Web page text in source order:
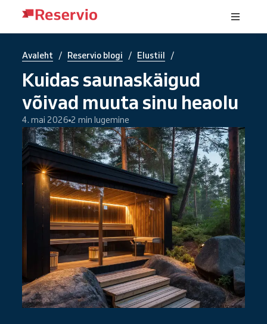
Avaleht / Reservio blogi / Elustiil /
Kuidas saunaskäigud
võivad muuta sinu heaolu
4. mai 2026 2 min lugemine